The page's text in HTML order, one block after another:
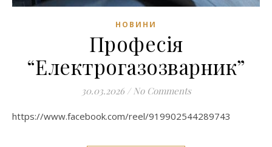
НОВИНИ
Професія
“Електрогазозварник”
30.03.2026 / No Comments
https://www.facebook.com/reel/919902544289743